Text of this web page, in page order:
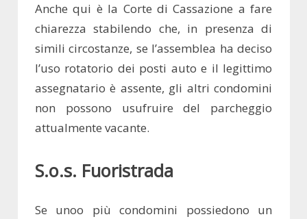
Anche qui è la Corte di Cassazione a fare
chiarezza stabilendo che, in presenza di
simili circostanze, se l’assemblea ha deciso
l’uso rotatorio dei posti auto e il legittimo
assegnatario è assente, gli altri condomini
non possono usufruire del parcheggio
attualmente vacante.
S.o.s. Fuoristrada
Se unoo più condomini possiedono un